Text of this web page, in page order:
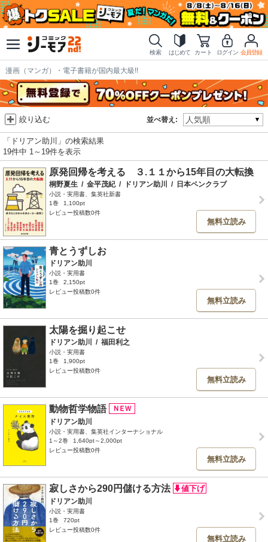
検索 はじめて カート ログイン 会員登録
漫画（マンガ）・電子書籍が国内最大級!!
並べ替え:
絞り込む
「ドリアン助川」の検索結果
19件中 1～19件を表示
原発回帰を考える ３.１１から15年目の大転換
桐野夏生 / 金平茂紀 / ドリアン助川 / 日本ペンクラブ
小説・実用書、集英社新書
1巻
1,100pt
レビュー投稿数0件
無料立読み
青とうずしお
ドリアン助川
小説・実用書
1巻
2,150pt
レビュー投稿数0件
無料立読み
太陽を掘り起こせ
ドリアン助川 / 福田利之
小説・実用書
1巻
1,900pt
レビュー投稿数0件
無料立読み
動物哲学物語
ドリアン助川
小説・実用書、集英社インターナショナル
1～2巻
1,640pt～2,000pt
レビュー投稿数0件
無料立読み
寂しさから290円儲ける方法
ドリアン助川
小説・実用書
1巻
720pt
レビュー投稿数0件
無料立読み